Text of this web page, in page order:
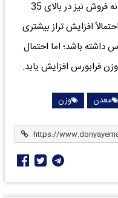
سطح 38 میلیون تومانی قرار گیرد و سرانه فروش نیز در بالای 35
افزایش تراز بیشتری
باشد؛ اما احتمال
فرابورس افزایش یابد.
معدن وزن